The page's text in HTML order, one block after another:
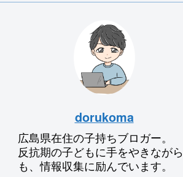
dorukoma
広島県在住の子持ちブロガー。
反抗期の子どもに手をやきながら
も、情報収集に励んでいます。